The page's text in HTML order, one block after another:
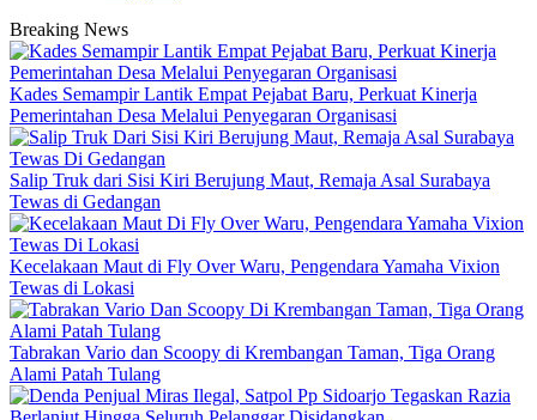
Breaking News
Kades Semampir Lantik Empat Pejabat Baru, Perkuat Kinerja
Pemerintahan Desa Melalui Penyegaran Organisasi
Salip Truk dari Sisi Kiri Berujung Maut, Remaja Asal Surabaya
Tewas di Gedangan
Kecelakaan Maut di Fly Over Waru, Pengendara Yamaha Vixion
Tewas di Lokasi
Tabrakan Vario dan Scoopy di Krembangan Taman, Tiga Orang
Alami Patah Tulang